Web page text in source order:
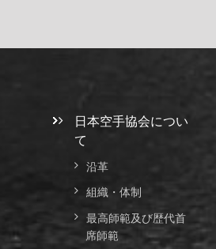
日本空手協会につい
て
沿革
組織・体制
最高師範及び歴代首
席師範